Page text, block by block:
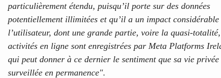
particulièrement étendu, puisqu’il porte sur des données
potentiellement illimitées et qu’il a un impact
l’utilisateur, dont une grande partie, voire la quasi-
activités en ligne sont enregistrées par Meta Platforms
qui peut donner à ce dernier le sentiment que sa vie privée
surveillée en permanence".